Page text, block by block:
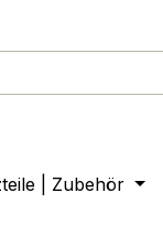
| Zubehör